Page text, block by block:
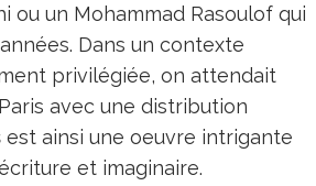
ou un Mohammad Rasoulof qui
Dans un contexte
privilégiée, on attendait
avec une distribution
est ainsi une oeuvre intrigante
et imaginaire.